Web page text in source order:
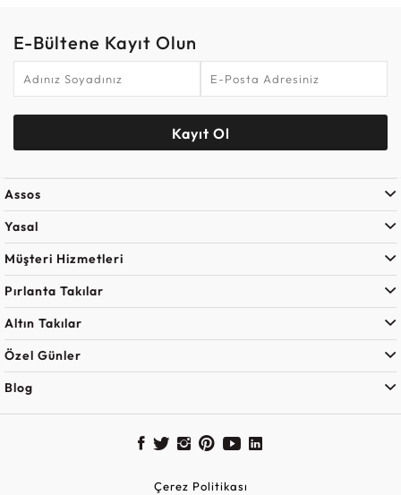
E-Bültene Kayıt Olun
Kayıt Ol
Assos
Yasal
Müşteri Hizmetleri
Pırlanta Takılar
Altın Takılar
Özel Günler
Blog
Çerez Politikası